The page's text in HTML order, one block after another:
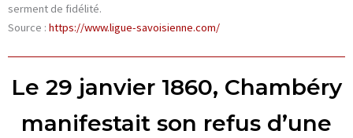
serment de fidélité.
Source : https://www.ligue-savoisienne.com/
Le 29 janvier 1860, Chambéry
manifestait son refus d’une